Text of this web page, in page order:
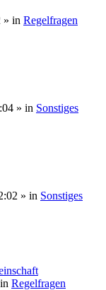
» in Regelfragen
» in Sonstiges
» in Sonstiges
Regelfragen